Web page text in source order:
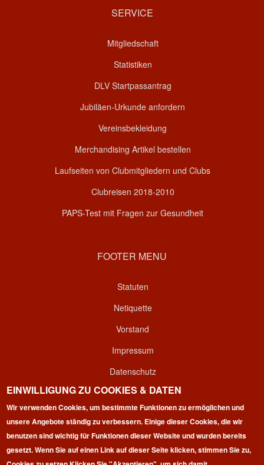
SERVICE
Mitgliedschaft
Statistiken
DLV Startpassantrag
Jubiläen-Urkunde anfordern
Vereinsbekleidung
Merchandising Artikel bestellen
Laufseiten von Clubmitgliedern und Clubs
Clubreisen 2018-2010
PAPS-Test mit Fragen zur Gesundheit
FOOTER MENU
Statuten
Netiquette
Vorstand
Impressum
Datenschutz
Kontakt
Login
EINWILLIGUNG ZU COOKIES & DATEN
Wir verwenden Cookies, um bestimmte Funktionen zu ermöglichen und
unsere Angebote ständig zu verbessern. Einige dieser Cookies, die wir
benutzen sind wichtig für Funktionen dieser Website und wurden bereits
gesetzt. Wenn Sie auf einen Link auf dieser Seite klicken, stimmen Sie zu,